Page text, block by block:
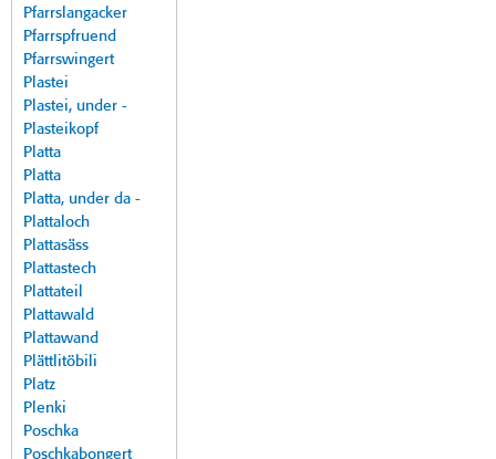
Pfarrslangacker
Pfarrspfruend
Pfarrswingert
Plastei
Plastei, under -
Plasteikopf
Platta
Platta
Platta, under da -
Plattaloch
Plattasäss
Plattastech
Plattateil
Plattawald
Plattawand
Plättlitöbili
Platz
Plenki
Poschka
Poschkabongert